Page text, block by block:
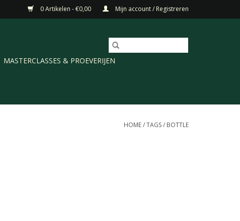
0 Artikelen - €0,00 Mijn account / Registreren
MASTERCLASSES & PROEVERIJEN
HOME/TAGS/ BOTTLE